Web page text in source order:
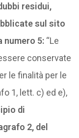
residui,
sul sito
numero 5:“Le
conservate
le finalità per le
1, lett. c) ed e),
di
2, del